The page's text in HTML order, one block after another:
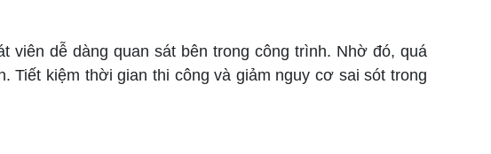
dễ dàng quan sát bên trong công trình. Nhờ đó, quá
kiệm thời gian thi công và giảm nguy cơ sai sót trong